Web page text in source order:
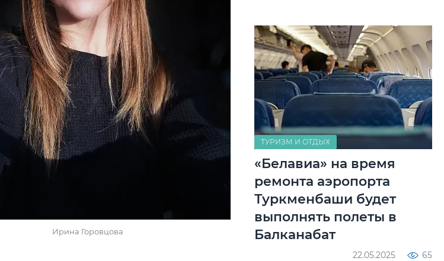
Ирина Горовцова
ТУРИЗМ И ОТДЫХ
«Белавиа» на время
ремонта аэропорта
Туркменбаши будет
выполнять полеты в
Балканабат
22.05.2025 65